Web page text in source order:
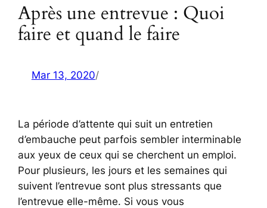
Après une entrevue : Quoi
faire et quand le faire
Mar 13, 2020/
La période d’attente qui suit un entretien
d’embauche peut parfois sembler interminable
aux yeux de ceux qui se cherchent un emploi.
Pour plusieurs, les jours et les semaines qui
suivent l’entrevue sont plus stressants que
l’entrevue elle-même. Si vous vous